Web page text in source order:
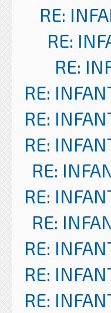
RE:
RE:
RE:
RE:
RE:
RE:
RE:
RE:
RE:
RE:
RE:
RE: